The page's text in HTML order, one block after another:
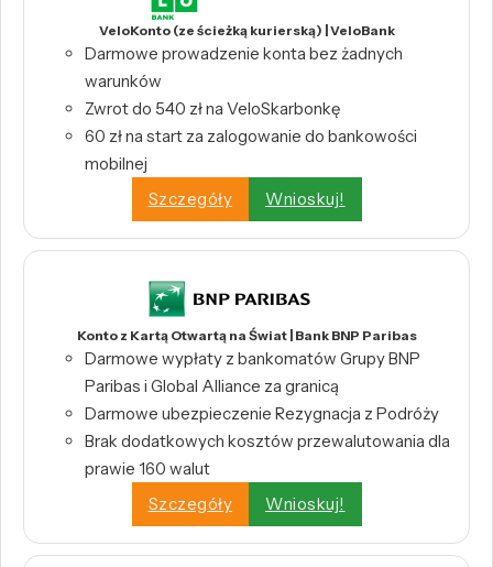
VeloKonto (ze ścieżką kurierską) | VeloBank
Darmowe prowadzenie konta bez żadnych
warunków
Zwrot do 540 zł na VeloSkarbonkę
60 zł na start za zalogowanie do bankowości
mobilnej
Szczegóły
Wnioskuj!
Konto z Kartą Otwartą na Świat | Bank BNP Paribas
Darmowe wypłaty z bankomatów Grupy BNP
Paribas i Global Alliance za granicą
Darmowe ubezpieczenie Rezygnacja z Podróży
Brak dodatkowych kosztów przewalutowania dla
prawie 160 walut
Szczegóły
Wnioskuj!